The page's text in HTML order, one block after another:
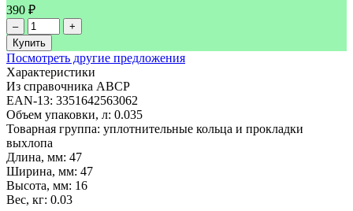
390 ₽
–
+
Купить
Посмотреть другие предложения
Характеристики
Из справочника ABCP
EAN-13: 3351642563062
Объем упаковки, л: 0.035
Товарная группа: уплотнительные кольца и прокладки
выхлопа
Длина, мм: 47
Ширина, мм: 47
Высота, мм: 16
Вес, кг: 0.03